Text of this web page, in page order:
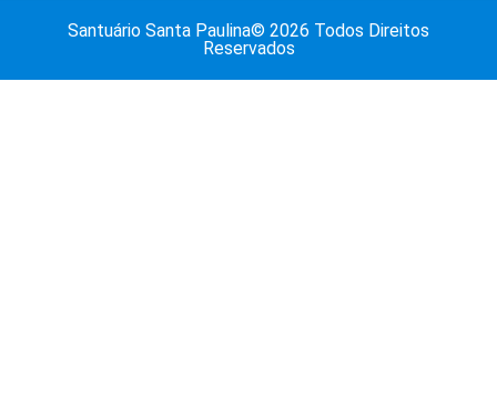
Santuário Santa Paulina© 2026 Todos Direitos
Reservados